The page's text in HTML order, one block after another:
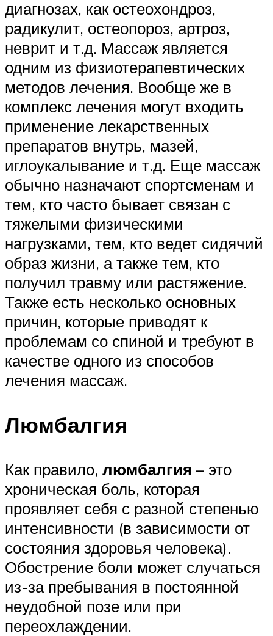
диагнозах, как остеохондроз,
радикулит, остеопороз, артроз,
неврит и т.д. Массаж является
одним из физиотерапевтических
методов лечения. Вообще же в
комплекс лечения могут входить
применение лекарственных
препаратов внутрь, мазей,
иглоукалывание и т.д. Еще массаж
обычно назначают спортсменам и
тем, кто часто бывает связан с
тяжелыми физическими
нагрузками, тем, кто ведет сидячий
образ жизни, а также тем, кто
получил травму или растяжение.
Также есть несколько основных
причин, которые приводят к
проблемам со спиной и требуют в
качестве одного из способов
лечения массаж.
Люмбалгия
Как правило, люмбалгия – это
хроническая боль, которая
проявляет себя с разной степенью
интенсивности (в зависимости от
состояния здоровья человека).
Обострение боли может случаться
из-за пребывания в постоянной
неудобной позе или при
переохлаждении.